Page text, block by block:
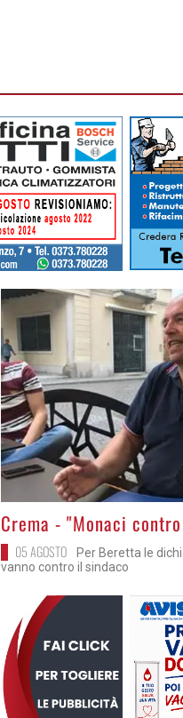
>
Crema - "Monaci
05 AGOSTO
Per Beretta le
vanno contro il sindaco